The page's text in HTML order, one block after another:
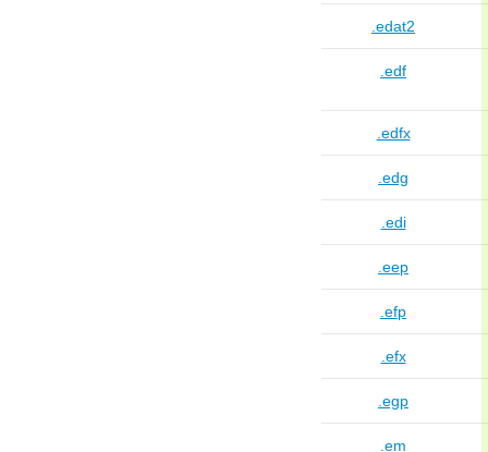
.edat2
.edf
.edfx
.edg
.edi
.eep
.efp
.efx
.egp
.em